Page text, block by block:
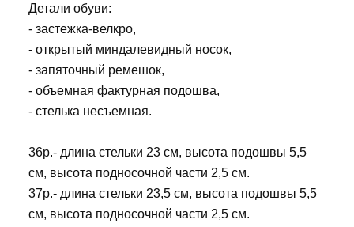
Детали обуви:
- застежка-велкро,
- открытый миндалевидный носок,
- запяточный ремешок,
- объемная фактурная подошва,
- стелька несъемная.
36р.- длина стельки 23 см, высота подошвы 5,5
см, высота подносочной части 2,5 см.
37р.- длина стельки 23,5 см, высота подошвы 5,5
см, высота подносочной части 2,5 см.